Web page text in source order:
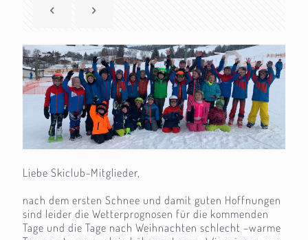
Liebe Skiclub-Mitglieder,
nach dem ersten Schnee und damit guten Hoffnungen
sind leider die Wetterprognosen für die kommenden
Tage und die Tage nach Weihnachten schlecht –warme